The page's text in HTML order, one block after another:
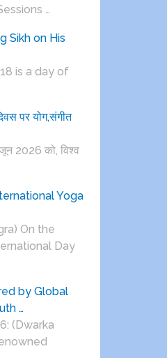
…
Sikh on His
is a day of
पर योग,संगीत
2026 को, विश्व
Yoga
On the
Day
by Global
…
(Dwarka